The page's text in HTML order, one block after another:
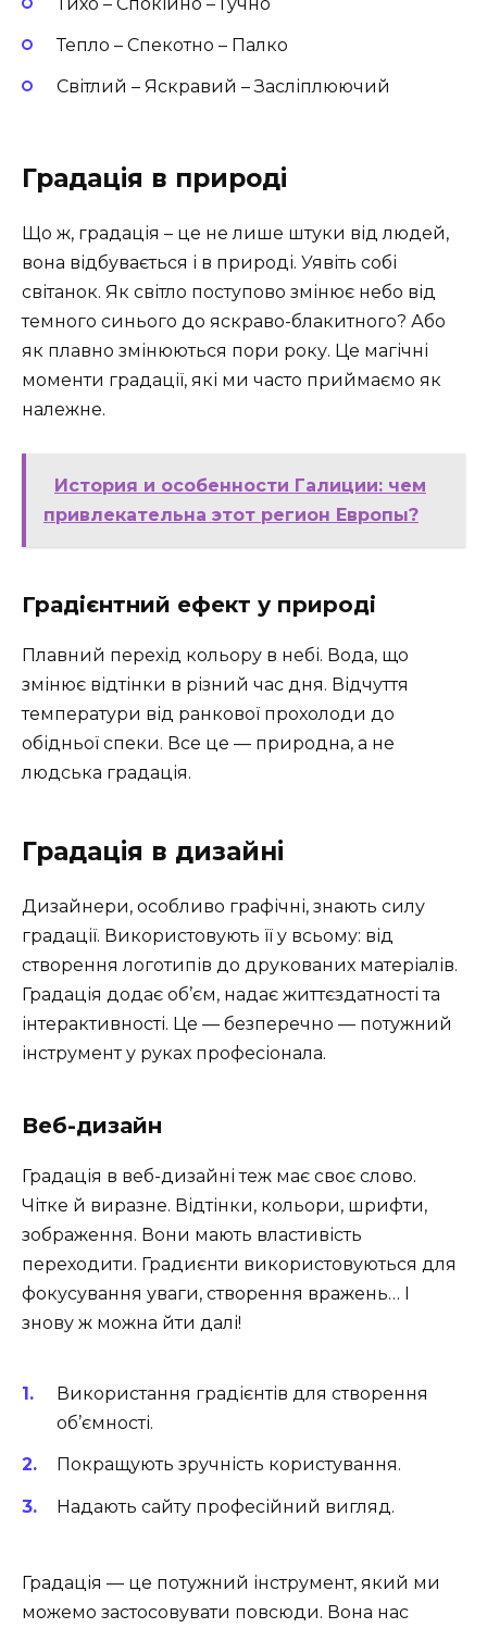
Тепло – Спекотно – Палко
Світлий – Яскравий – Засліплюючий
Градація в природі
Що ж, градація – це не лише штуки від людей,
вона відбувається і в природі. Уявіть собі
світанок. Як світло поступово змінює небо від
темного синього до яскраво-блакитного? Або
як плавно змінюються пори року. Це магічні
моменти градації, які ми часто приймаємо як
належне.
История и особенности Галиции: чем
привлекательна этот регион Европы?
Градієнтний ефект у природі
Плавний перехід кольору в небі. Вода, що
змінює відтінки в різний час дня. Відчуття
температури від ранкової прохолоди до
обідньої спеки. Все це — природна, а не
людська градація.
Градація в дизайні
Дизайнери, особливо графічні, знають силу
градації. Використовують її у всьому: від
створення логотипів до друкованих матеріалів.
Градація додає об’єм, надає життєздатності та
інтерактивності. Це — безперечно — потужний
інструмент у руках професіонала.
Веб-дизайн
Градація в веб-дизайні теж має своє слово.
Чітке й виразне. Відтінки, кольори, шрифти,
зображення. Вони мають властивість
переходити. Градиєнти використовуються для
фокусування уваги, створення вражень… І
знову ж можна йти далі!
Використання градієнтів для створення
об’ємності.
Покращують зручність користування.
Надають сайту професійний вигляд.
Градація — це потужний інструмент, який ми
можемо застосовувати повсюди. Вона нас